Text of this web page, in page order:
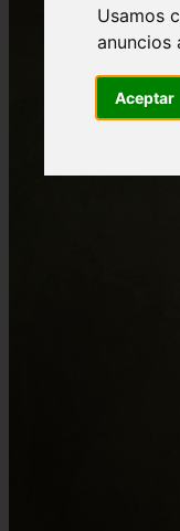
Usamos
anuncios
Aceptar